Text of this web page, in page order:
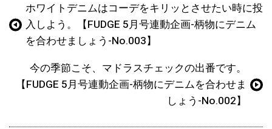
ホワイトデニムはコーデをキリッとさせたい時に投
入しよう。【FUDGE 5月号連動企画-柄物にデニム
を合わせましょう-No.003】
今の季節こそ、マドラスチェックの出番です。
【FUDGE 5月号連動企画-柄物にデニムを合わせま
しょう-No.002】